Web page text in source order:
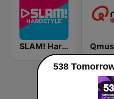
SLAM! Hardstyle